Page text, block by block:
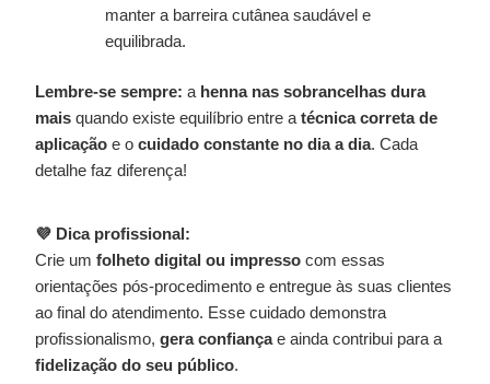
manter a barreira cutânea saudável e
equilibrada.
Lembre-se sempre: a henna nas sobrancelhas dura
mais quando existe equilíbrio entre atécnica correta de
aplicação e ocuidado constante no dia a dia. Cada
detalhe faz diferença!
💜 Dica profissional:
Crie umfolheto digital ou impresso com essas
orientações pós-procedimento e entregue às suas clientes
ao final do atendimento. Esse cuidado demonstra
profissionalismo,gera confiançae ainda contribui para a
fidelização do seu público.